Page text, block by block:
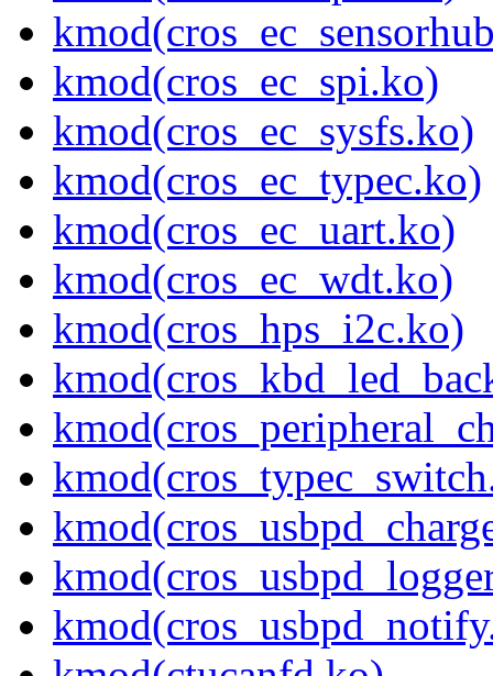
kmod(cros_ec_spi.ko)
kmod(cros_ec_sysfs.ko)
kmod(cros_ec_typec.ko)
kmod(cros_ec_uart.ko)
kmod(cros_ec_wdt.ko)
kmod(cros_hps_i2c.ko)